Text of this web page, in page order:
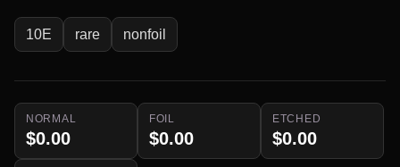
10E rare nonfoil
NORMAL
$0.00
FOIL
$0.00
ETCHED
$0.00